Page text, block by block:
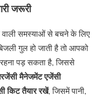
जरूरी
वाली समस्याओं से बचने के लिए
गुल हो जाती है तो आपको
रहना पड़ सकता है, जिससे
मैनेजमेंट एजेंसी
किट तैयार रखें, जिसमें पानी,